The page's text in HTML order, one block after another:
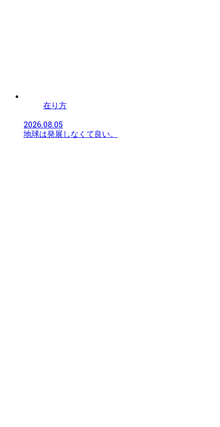
在り方
2026.08.05
地球は発展しなくて良い。